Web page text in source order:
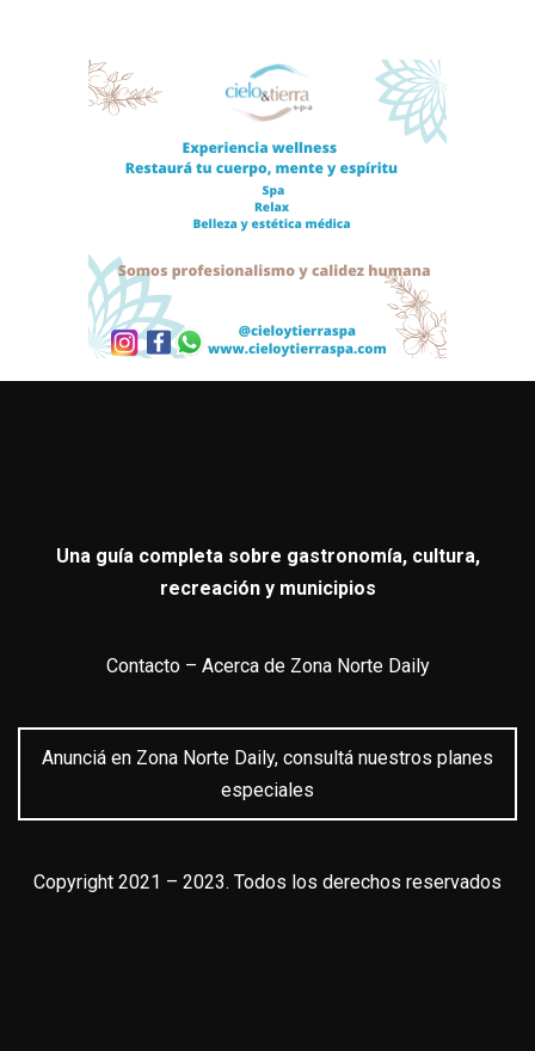
Una guía completa sobre gastronomía, cultura,
recreación y municipios
Contacto– Acerca de Zona Norte Daily
Anunciá en Zona Norte Daily, consultá nuestros planes
especiales
Copyright 2021 – 2023. Todos los derechos reservados